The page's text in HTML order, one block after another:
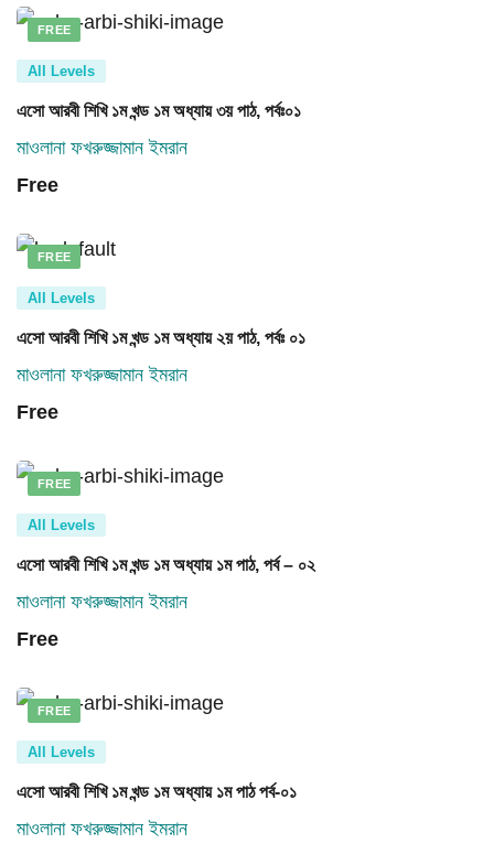
FREE
All Levels
এসো আরবী শিখি ১ম খন্ড ১ম অধ্যায় ৩য় পাঠ, পর্বঃ০১
মাওলানা ফখরুজ্জামান ইমরান
Free
FREE
All Levels
এসো আরবী শিখি ১ম খন্ড ১ম অধ্যায় ২য় পাঠ, পর্বঃ ০১
মাওলানা ফখরুজ্জামান ইমরান
Free
FREE
All Levels
এসো আরবী শিখি ১ম খন্ড ১ম অধ্যায় ১ম পাঠ, পর্ব – ০২
মাওলানা ফখরুজ্জামান ইমরান
Free
FREE
All Levels
এসো আরবী শিখি ১ম খন্ড ১ম অধ্যায় ১ম পাঠ পর্ব-০১
মাওলানা ফখরুজ্জামান ইমরান